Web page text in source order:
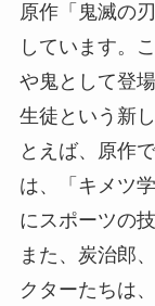
原作「鬼滅の
しています。
や鬼として登
生徒という新
とえば、原作
は、「キメツ
にスポーツの
また、炭治郎
クターたちは